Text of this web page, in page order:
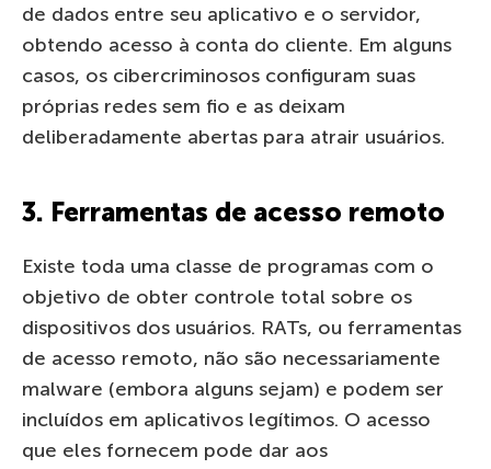
de dados entre seu aplicativo e o servidor,
obtendo acesso à conta do cliente. Em alguns
casos, os cibercriminosos configuram suas
próprias redes sem fio e as deixam
deliberadamente abertas para atrair usuários.
3. Ferramentas de acesso remoto
Existe toda uma classe de programas com o
objetivo de obter controle total sobre os
dispositivos dos usuários. RATs, ou ferramentas
de acesso remoto, não são necessariamente
malware (embora alguns sejam) e podem ser
incluídos em aplicativos legítimos. O acesso
que eles fornecem pode dar aos